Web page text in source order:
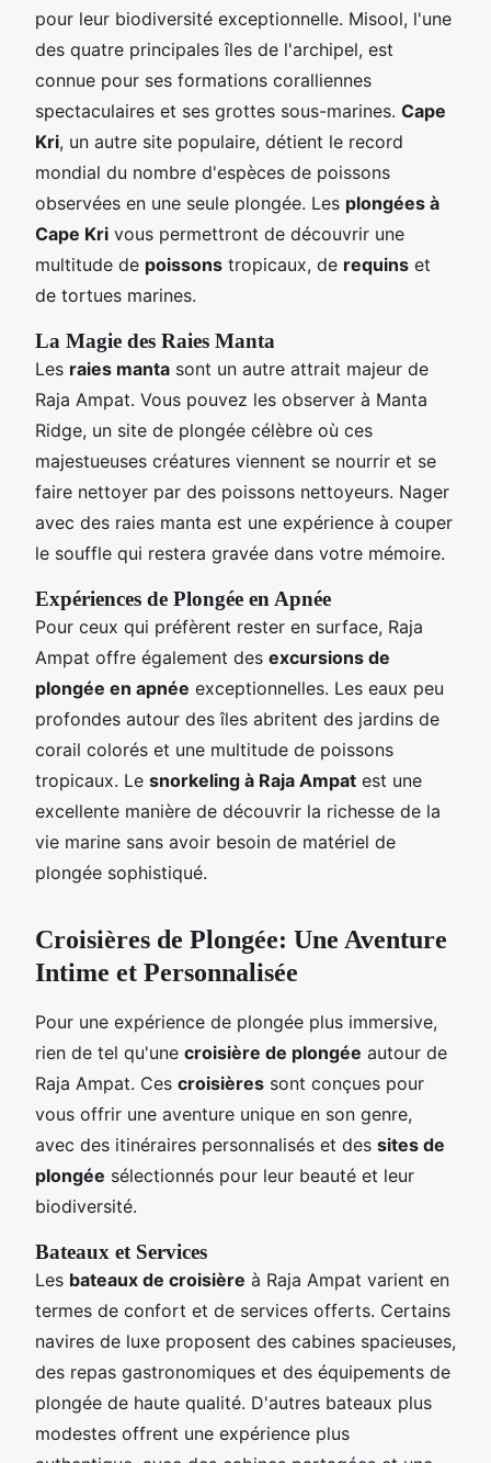
pour leur biodiversité exceptionnelle. Misool, l'une
des quatre principales îles de l'archipel, est
connue pour ses formations coralliennes
spectaculaires et ses grottes sous-marines. Cape
Kri, un autre site populaire, détient le record
mondial du nombre d'espèces de poissons
observées en une seule plongée. Les plongées à
Cape Kri vous permettront de découvrir une
multitude de poissons tropicaux, de requins et
de tortues marines.
La Magie des Raies Manta
Les raies manta sont un autre attrait majeur de
Raja Ampat. Vous pouvez les observer à Manta
Ridge, un site de plongée célèbre où ces
majestueuses créatures viennent se nourrir et se
faire nettoyer par des poissons nettoyeurs. Nager
avec des raies manta est une expérience à couper
le souffle qui restera gravée dans votre mémoire.
Expériences de Plongée en Apnée
Pour ceux qui préfèrent rester en surface, Raja
Ampat offre également des excursions de
plongée en apnée exceptionnelles. Les eaux peu
profondes autour des îles abritent des jardins de
corail colorés et une multitude de poissons
tropicaux. Le snorkeling à Raja Ampat est une
excellente manière de découvrir la richesse de la
vie marine sans avoir besoin de matériel de
plongée sophistiqué.
Croisières de Plongée: Une Aventure
Intime et Personnalisée
Pour une expérience de plongée plus immersive,
rien de tel qu'une croisière de plongée autour de
Raja Ampat. Ces croisières sont conçues pour
vous offrir une aventure unique en son genre,
avec des itinéraires personnalisés et des sites de
plongée sélectionnés pour leur beauté et leur
biodiversité.
Bateaux et Services
Les bateaux de croisière à Raja Ampat varient en
termes de confort et de services offerts. Certains
navires de luxe proposent des cabines spacieuses,
des repas gastronomiques et des équipements de
plongée de haute qualité. D'autres bateaux plus
modestes offrent une expérience plus